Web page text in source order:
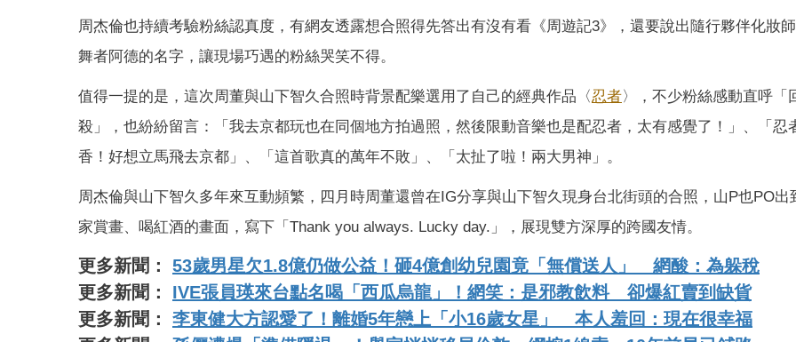
周杰倫也持續考驗粉絲認真度，有網友透露想合照得先答出有沒有看《周遊記3》，還要說出隨行夥伴化妝師
舞者阿德的名字，讓現場巧遇的粉絲哭笑不得。
值得一提的是，這次周董與山下智久合照時背景配樂選用了自己的經典作品〈忍者〉，不少粉絲感動直呼「
殺」，也紛紛留言：「我去京都玩也在同個地方拍過照，然後限動音樂也是配忍者，太有感覺了！」、「忍
香！好想立馬飛去京都」、「這首歌真的萬年不敗」、「太扯了啦！兩大男神」。
周杰倫與山下智久多年來互動頻繁，四月時周董還曾在IG分享與山下智久現身台北街頭的合照，山P也PO出
家賞畫、喝紅酒的畫面，寫下「Thank you always. Lucky day.」，展現雙方深厚的跨國友情。
更多新聞： 53歲男星欠1.8億仍做公益！砸4億創幼兒園竟「無償送人」 網酸：為躲稅
更多新聞： IVE張員瑛來台點名喝「西瓜烏龍」！網笑：是邪教飲料 卻爆紅賣到缺貨
更多新聞： 李東健大方認愛了！離婚5年戀上「小16歲女星」 本人羞回：現在很幸福